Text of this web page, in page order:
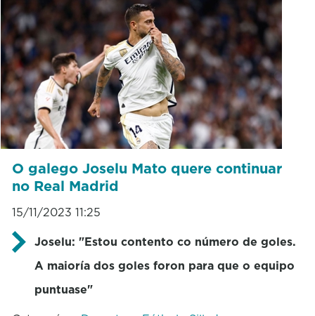
O galego Joselu Mato quere continuar
no Real Madrid
15/11/2023 11:25
Joselu: "Estou contento co número de goles.
A maioría dos goles foron para que o equipo
puntuase"